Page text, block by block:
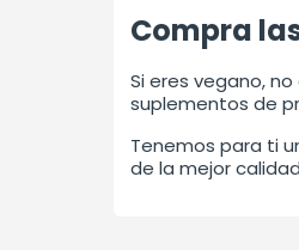
Compra
Si eres vegano,
suplementos de
Tenemos para ti
de la mejor